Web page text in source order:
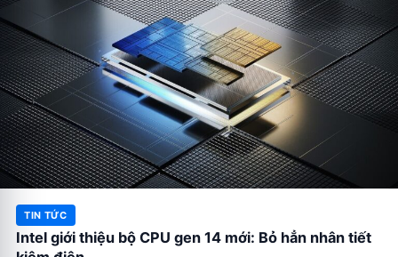
TIN TỨC
Intel giới thiệu bộ CPU gen 14 mới: Bỏ hẳn nhân tiết